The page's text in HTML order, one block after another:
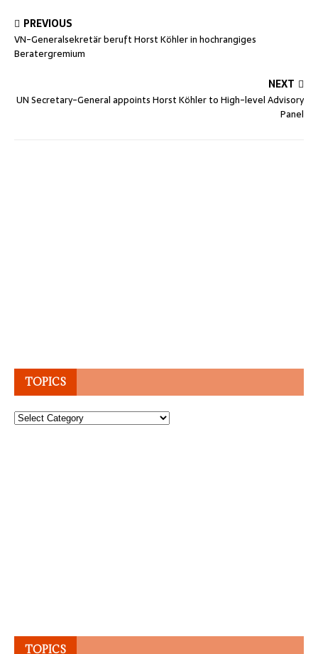
PREVIOUS
VN-Generalsekretär beruft Horst Köhler in hochrangiges
Beratergremium
NEXT
UN Secretary-General appoints Horst Köhler to High-level Advisory
Panel
TOPICS
Topics
TOPICS